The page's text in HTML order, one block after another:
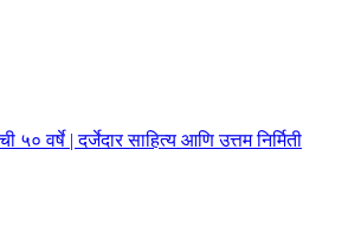
वर्षे | दर्जेदार साहित्य आणि उत्तम निर्मिती